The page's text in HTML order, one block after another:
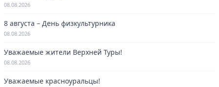
08.08.2026
8 августа – День физкультурника
08.08.2026
Уважаемые жители Верхней Туры!
08.08.2026
Уважаемые красноуральцы!